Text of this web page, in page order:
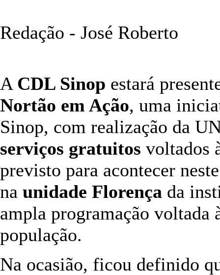
Redação - José Roberto
A CDL Sinop estará
Nortão em Ação, uma
Sinop, com realização da
serviços gratuitos voltados
previsto para acontecer
na unidade Florença da
ampla programação voltada
população.
Na ocasião, ficou definido